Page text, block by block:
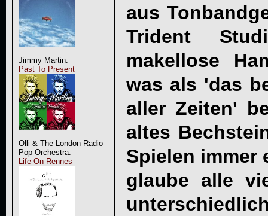
Jimmy Martin:
Past To Present
Olli & The London Radio
Pop Orchestra:
Life On Rennes
aus
Trident
makellose
was als 'das
aller Zeiten'
altes
Spielen immer
glaube alle